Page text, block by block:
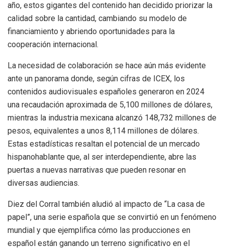
año, estos gigantes del contenido han decidido priorizar la
calidad sobre la cantidad, cambiando su modelo de
financiamiento y abriendo oportunidades para la
cooperación internacional.
La necesidad de colaboración se hace aún más evidente
ante un panorama donde, según cifras de ICEX, los
contenidos audiovisuales españoles generaron en 2024
una recaudación aproximada de 5,100 millones de dólares,
mientras la industria mexicana alcanzó 148,732 millones de
pesos, equivalentes a unos 8,114 millones de dólares.
Estas estadísticas resaltan el potencial de un mercado
hispanohablante que, al ser interdependiente, abre las
puertas a nuevas narrativas que pueden resonar en
diversas audiencias.
Diez del Corral también aludió al impacto de “La casa de
papel”, una serie española que se convirtió en un fenómeno
mundial y que ejemplifica cómo las producciones en
español están ganando un terreno significativo en el